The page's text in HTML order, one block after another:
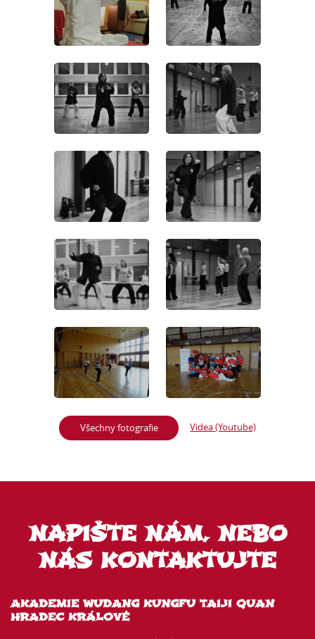
Všechny fotografie Videa (Youtube)
NAPIŠTE NÁM, NEBO
NÁS KONTAKTUJTE
AKADEMIE WUDANG KUNGFU TAIJI QUAN
HRADEC KRÁLOVÉ